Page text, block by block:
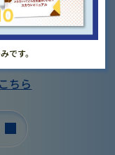
です。
2.1万円まで改善
回らない新患数
ちら